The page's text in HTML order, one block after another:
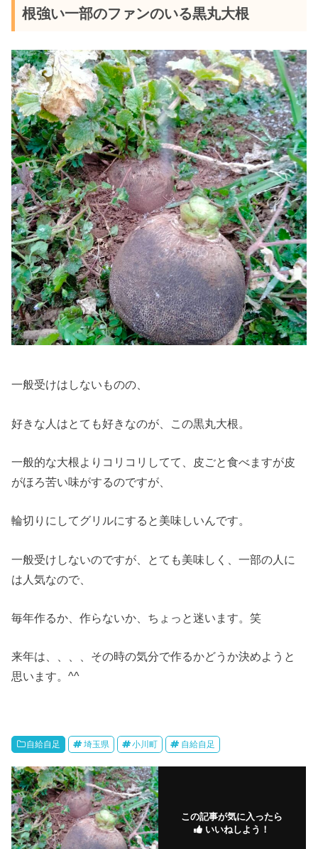
根強い一部のファンのいる黒丸大根
一般受けはしないものの、
好きな人はとても好きなのが、この黒丸大根。
一般的な大根よりコリコリしてて、皮ごと食べますが皮
がほろ苦い味がするのですが、
輪切りにしてグリルにすると美味しいんです。
一般受けしないのですが、とても美味しく、一部の人に
は人気なので、
毎年作るか、作らないか、ちょっと迷います。笑
来年は、、、、その時の気分で作るかどうか決めようと
思います。^^
自給自足 埼玉県 小川町 自給自足
この記事が気に入ったら
いいねしよう！